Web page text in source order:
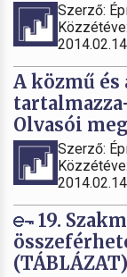
Szerző:
A közmű
Olvasói
Szerző:
19.